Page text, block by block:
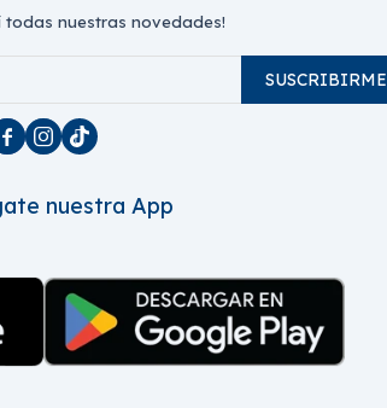
todas nuestras novedades!
SUSCRIBIRME
  
nuestra App